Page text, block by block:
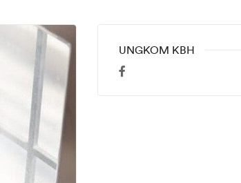
UNGKOM KBH